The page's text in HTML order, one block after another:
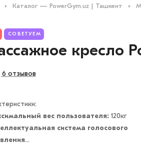
Каталог — PowerGym.uz | Ташкент
СОВЕТУЕМ
кресло
6 отзывов
вес пользователя: 120кг
система голосового